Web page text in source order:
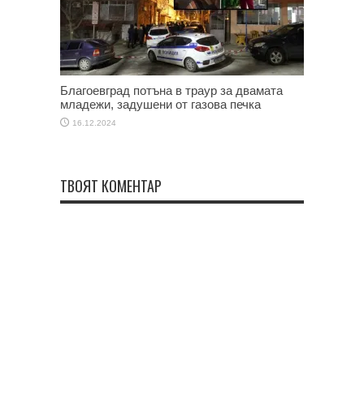
Благоевград потъна в траур за двамата
младежи, задушени от газова печка
16.12.2024
ТВОЯТ КОМЕНТАР